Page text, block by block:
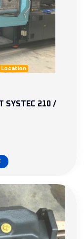
Location
SYSTEC 210 /